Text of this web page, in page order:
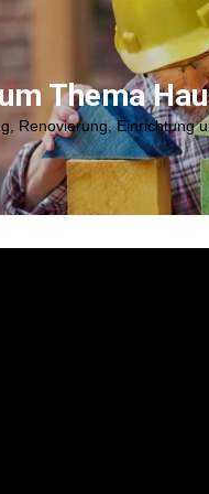
Thema
Renovierung, Einrichtung